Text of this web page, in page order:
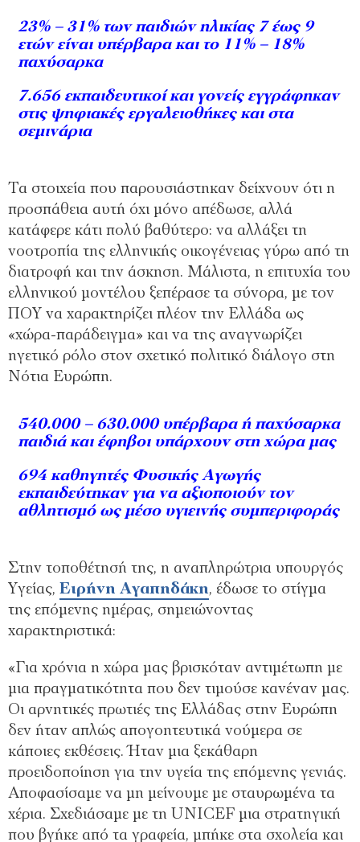
23% – 31% των παιδιών ηλικίας 7 έως 9
ετών είναι υπέρβαρα και το 11% – 18%
παχύσαρκα
7.656 εκπαιδευτικοί και γονείς εγγράφηκαν
στις ψηφιακές εργαλειοθήκες και στα
σεμινάρια
Τα στοιχεία που παρουσιάστηκαν δείχνουν ότι η
προσπάθεια αυτή όχι μόνο απέδωσε, αλλά
κατάφερε κάτι πολύ βαθύτερο: να αλλάξει τη
νοοτροπία της ελληνικής οικογένειας γύρω από τη
διατροφή και την άσκηση. Μάλιστα, η επιτυχία του
ελληνικού μοντέλου ξεπέρασε τα σύνορα, με τον
ΠΟΥ να χαρακτηρίζει πλέον την Ελλάδα ως
«χώρα-παράδειγμα» και να της αναγνωρίζει
ηγετικό ρόλο στον σχετικό πολιτικό διάλογο στη
Νότια Ευρώπη.
540.000 – 630.000 υπέρβαρα ή παχύσαρκα
παιδιά και έφηβοι υπάρχουν στη χώρα μας
694 καθηγητές Φυσικής Αγωγής
εκπαιδεύτηκαν για να αξιοποιούν τον
αθλητισμό ως μέσο υγιεινής συμπεριφοράς
Στην τοποθέτησή της, η αναπληρώτρια υπουργός
Υγείας, Ειρήνη Αγαπηδάκη, έδωσε το στίγμα
της επόμενης ημέρας, σημειώνοντας
χαρακτηριστικά:
«Για χρόνια η χώρα μας βρισκόταν αντιμέτωπη με
μια πραγματικότητα που δεν τιμούσε κανέναν μας.
Οι αρνητικές πρωτιές της Ελλάδας στην Ευρώπη
δεν ήταν απλώς απογοητευτικά νούμερα σε
κάποιες εκθέσεις. Ήταν μια ξεκάθαρη
προειδοποίηση για την υγεία της επόμενης γενιάς.
Αποφασίσαμε να μη μείνουμε με σταυρωμένα τα
χέρια. Σχεδιάσαμε με τη UNICEF μια στρατηγική
που βγήκε από τα γραφεία, μπήκε στα σχολεία και